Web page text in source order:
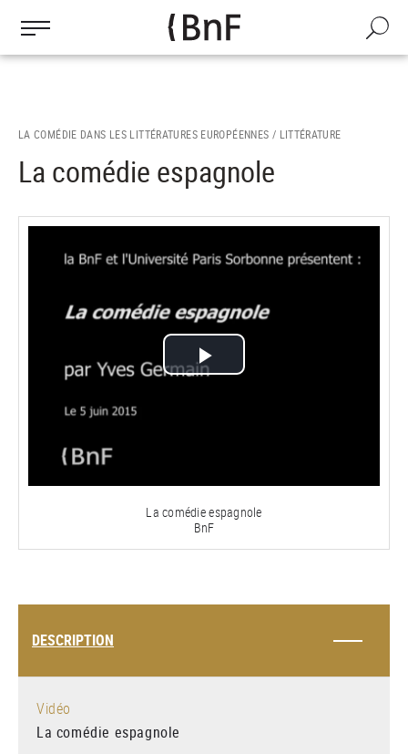
contenu
Recherche
LA COMÉDIE DANS LES LITTÉRATURES EUROPÉENNES / LITTÉRATURE
La comédie espagnole
Lire
La comédie espagnole
BnF
DESCRIPTION
Vidéo
La comédie espagnole